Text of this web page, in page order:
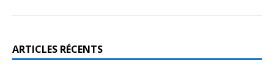
ARTICLES RÉCENTS